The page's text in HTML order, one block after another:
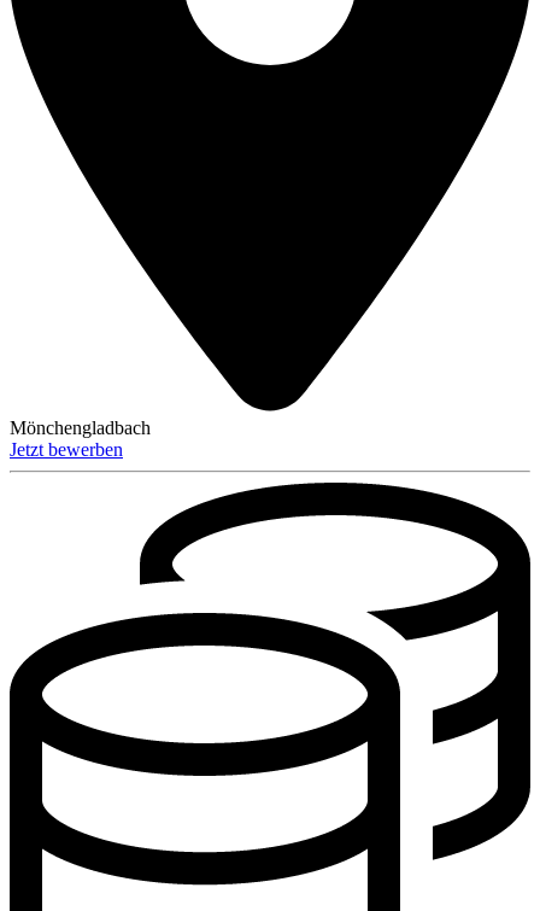
Mönchengladbach
Jetzt bewerben